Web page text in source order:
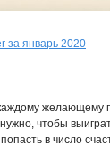
за январь 2020
желающему
чтобы
в число